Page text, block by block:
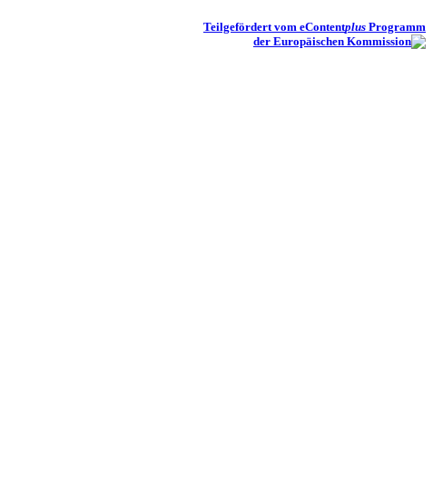
Teilgefördert vom eContentplus Programm
der Europäischen Kommission